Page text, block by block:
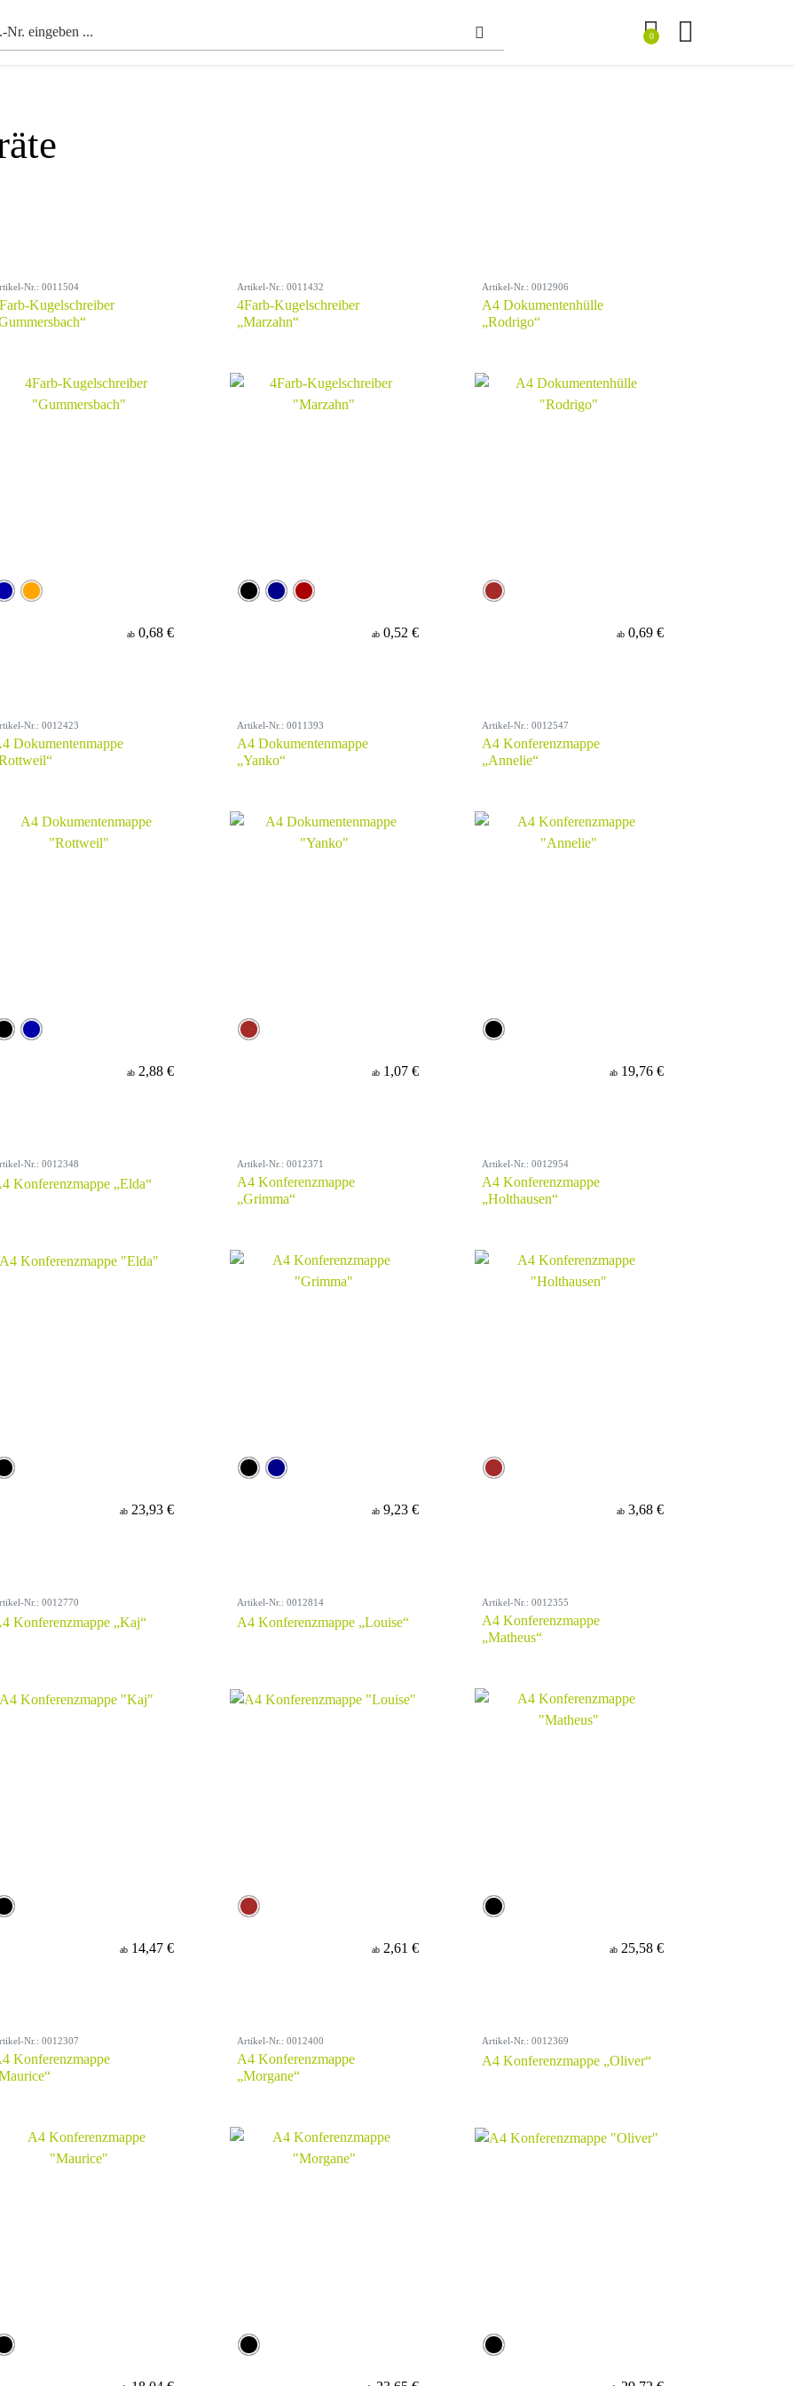
0
Nr.: 0011504
Kugelschreiber
ab 0,68 €
Artikel-Nr.: 0011432
4Farb-Kugelschreiber
„Marzahn“
ab 0,52 €
Artikel-Nr.: 0012906
A4 Dokumentenhülle
„Rodrigo“
ab 0,69 €
Nr.: 0012423
Dokumentenmappe
ab 2,88 €
Artikel-Nr.: 0011393
A4 Dokumentenmappe
„Yanko“
ab 1,07 €
Artikel-Nr.: 0012547
A4 Konferenzmappe
„Annelie“
ab 19,76 €
Nr.: 0012348
Konferenzmappe „Elda“
ab 23,93 €
Artikel-Nr.: 0012371
A4 Konferenzmappe
„Grimma“
ab 9,23 €
Artikel-Nr.: 0012954
A4 Konferenzmappe
„Holthausen“
ab 3,68 €
Nr.: 0012770
Konferenzmappe „Kaj“
ab 14,47 €
Artikel-Nr.: 0012814
A4 Konferenzmappe „Louise“
ab 2,61 €
Artikel-Nr.: 0012355
A4 Konferenzmappe
„Matheus“
ab 25,58 €
Nr.: 0012307
Konferenzmappe
Artikel-Nr.: 0012400
A4 Konferenzmappe
„Morgane“
Artikel-Nr.: 0012369
A4 Konferenzmappe „Oliver“